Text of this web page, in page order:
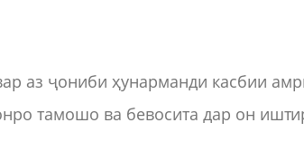
аз ҷониби ҳунарманди касбии
тамошо ва бевосита дар он